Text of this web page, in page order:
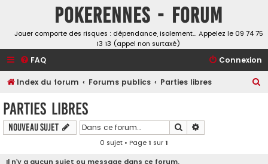
Pokerennes - Forum
Jouer comporte des risques : dépendance, isolement… Appelez le 09 74 75
13 13 (appel non surtaxé)
FAQ Connexion
Index du forum Forums publics Parties libres
Parties libres
Nouveau sujet Rechercher
0 sujet • Page1 sur1
Il n’y a aucun sujet ou message dans ce forum.